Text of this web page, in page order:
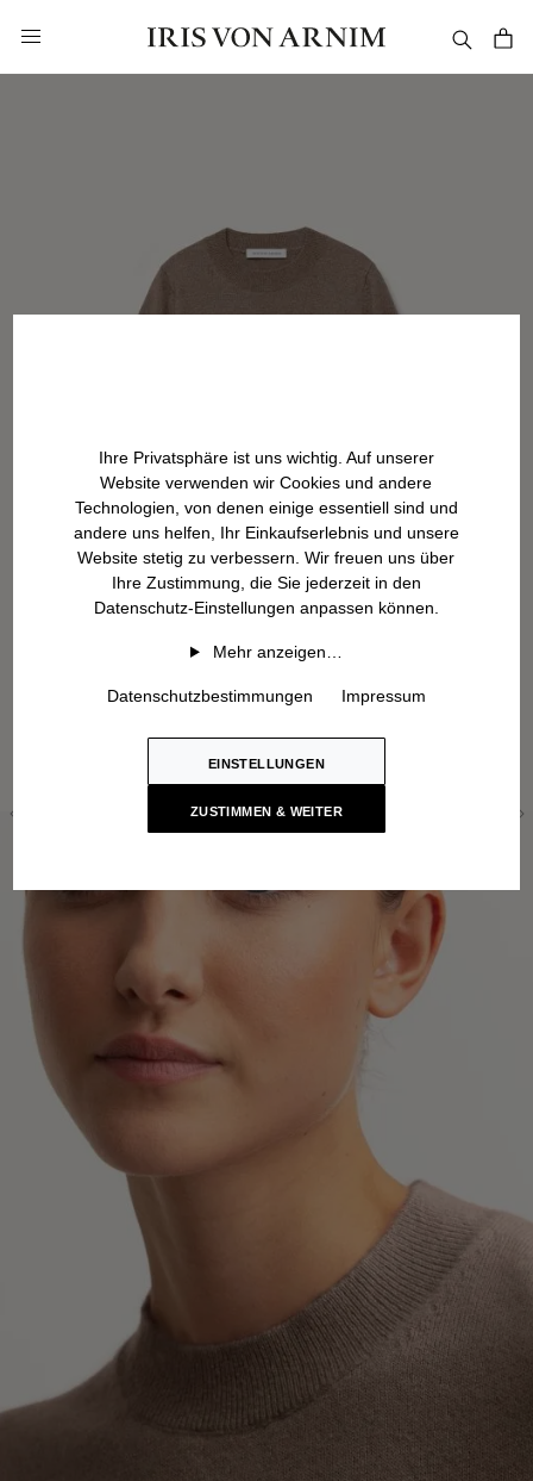
Ihre Privatsphäre ist uns wichtig. Auf unserer
Website verwenden wir Cookies und andere
Technologien, von denen einige essentiell sind und
andere uns helfen, Ihr Einkaufserlebnis und unsere
Website stetig zu verbessern. Wir freuen uns über
Ihre Zustimmung, die Sie jederzeit in den
Datenschutz-Einstellungen anpassen können.
Mehr anzeigen…
Datenschutzbestimmungen Impressum
EINSTELLUNGEN
ZUSTIMMEN & WEITER